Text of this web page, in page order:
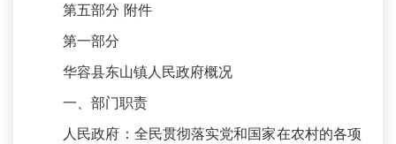
第五部分 附件
第一部分
华容县东山镇人民政府概况
一、部门职责
人民政府：全民贯彻落实党和国家在农村的各项